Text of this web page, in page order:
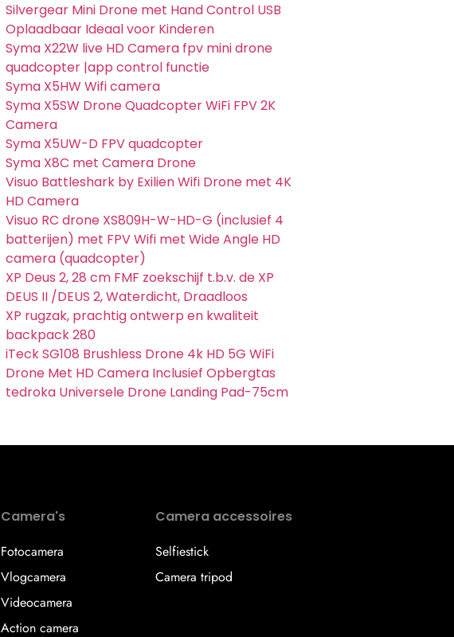
Silvergear Mini Drone met Hand Control USB
Oplaadbaar Ideaal voor Kinderen
Syma X22W live HD Camera fpv mini drone
quadcopter |app control functie
Syma X5HW Wifi camera
Syma X5SW Drone Quadcopter WiFi FPV 2K
Camera
Syma X5UW-D FPV quadcopter
Syma X8C met Camera Drone
Visuo Battleshark by Exilien Wifi Drone met 4K
HD Camera
Visuo RC drone XS809H-W-HD-G (inclusief 4
batterijen) met FPV Wifi met Wide Angle HD
camera (quadcopter)
XP Deus 2, 28 cm FMF zoekschijf t.b.v. de XP
DEUS II /DEUS 2, Waterdicht, Draadloos
XP rugzak, prachtig ontwerp en kwaliteit
backpack 280
iTeck SG108 Brushless Drone 4k HD 5G WiFi
Drone Met HD Camera Inclusief Opbergtas
tedroka Universele Drone Landing Pad-75cm
Camera's
Fotocamera
Vlogcamera
Videocamera
Action camera
Camera accessoires
Selfiestick
Camera tripod